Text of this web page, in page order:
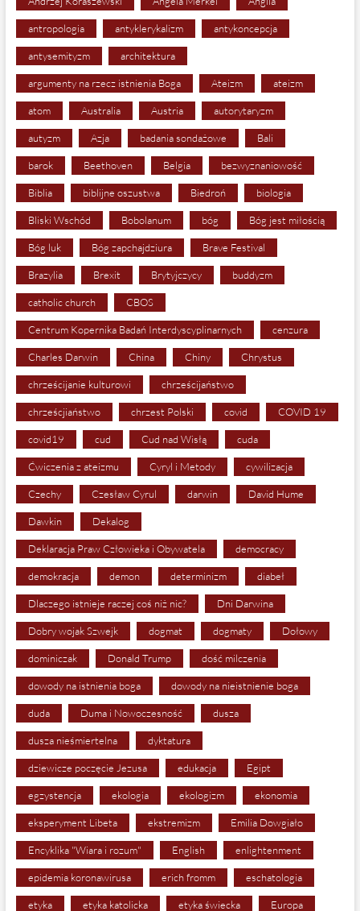
antropologia antyklerykalizm antykoncepcja
antysemityzm architektura
argumenty na rzecz istnienia Boga Ateizm ateizm
atom Australia Austria autorytaryzm
autyzm Azja badania sondażowe Bali
barok Beethoven Belgia bezwyznaniowość
Biblia biblijne oszustwa Biedroń biologia
Bliski Wschód Bobolanum bóg Bóg jest miłością
Bóg luk Bóg zapchajdziura Brave Festival
Brazylia Brexit Brytyjczycy buddyzm
catholic church CBOS
Centrum Kopernika Badań Interdyscyplinarnych cenzura
Charles Darwin China Chiny Chrystus
chrześcijanie kulturowi chrześcijaństwo
chrześcjiaństwo chrzest Polski covid COVID 19
covid19 cud Cud nad Wisłą cuda
Ćwiczenia z ateizmu Cyryl i Metody cywilizacja
Czechy Czesław Cyrul darwin David Hume
Dawkin Dekalog
Deklaracja Praw Człowieka i Obywatela democracy
demokracja demon determinizm diabeł
Dlaczego istnieje raczej coś niż nic? Dni Darwina
Dobry wojak Szwejk dogmat dogmaty Dołowy
dominiczak Donald Trump dość milczenia
dowody na istnienia boga dowody na nieistnienie boga
duda Duma i Nowoczesność dusza
dusza nieśmiertelna dyktatura
dziewicze poczęcie Jezusa edukacja Egipt
egzystencja ekologia ekologizm ekonomia
eksperyment Libeta ekstremizm Emilia Dowgiało
Encyklika "Wiara i rozum" English enlightenment
epidemia koronawirusa erich fromm eschatologia
etyka etyka katolicka etyka świecka Europa